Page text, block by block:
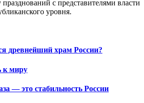
празднований с представителями власти
уровня.
древнейший храм России?
к миру
— это стабильность России